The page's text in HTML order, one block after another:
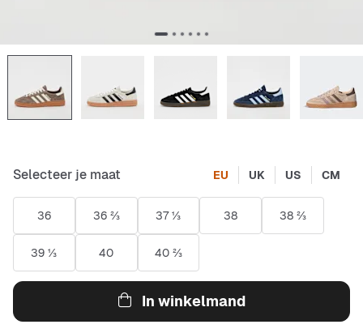
Selecteer je maat EU UK US CM
36 36 ⅔ 37 ⅓ 38 38 ⅔
39 ⅓ 40 40 ⅔
In winkelmand